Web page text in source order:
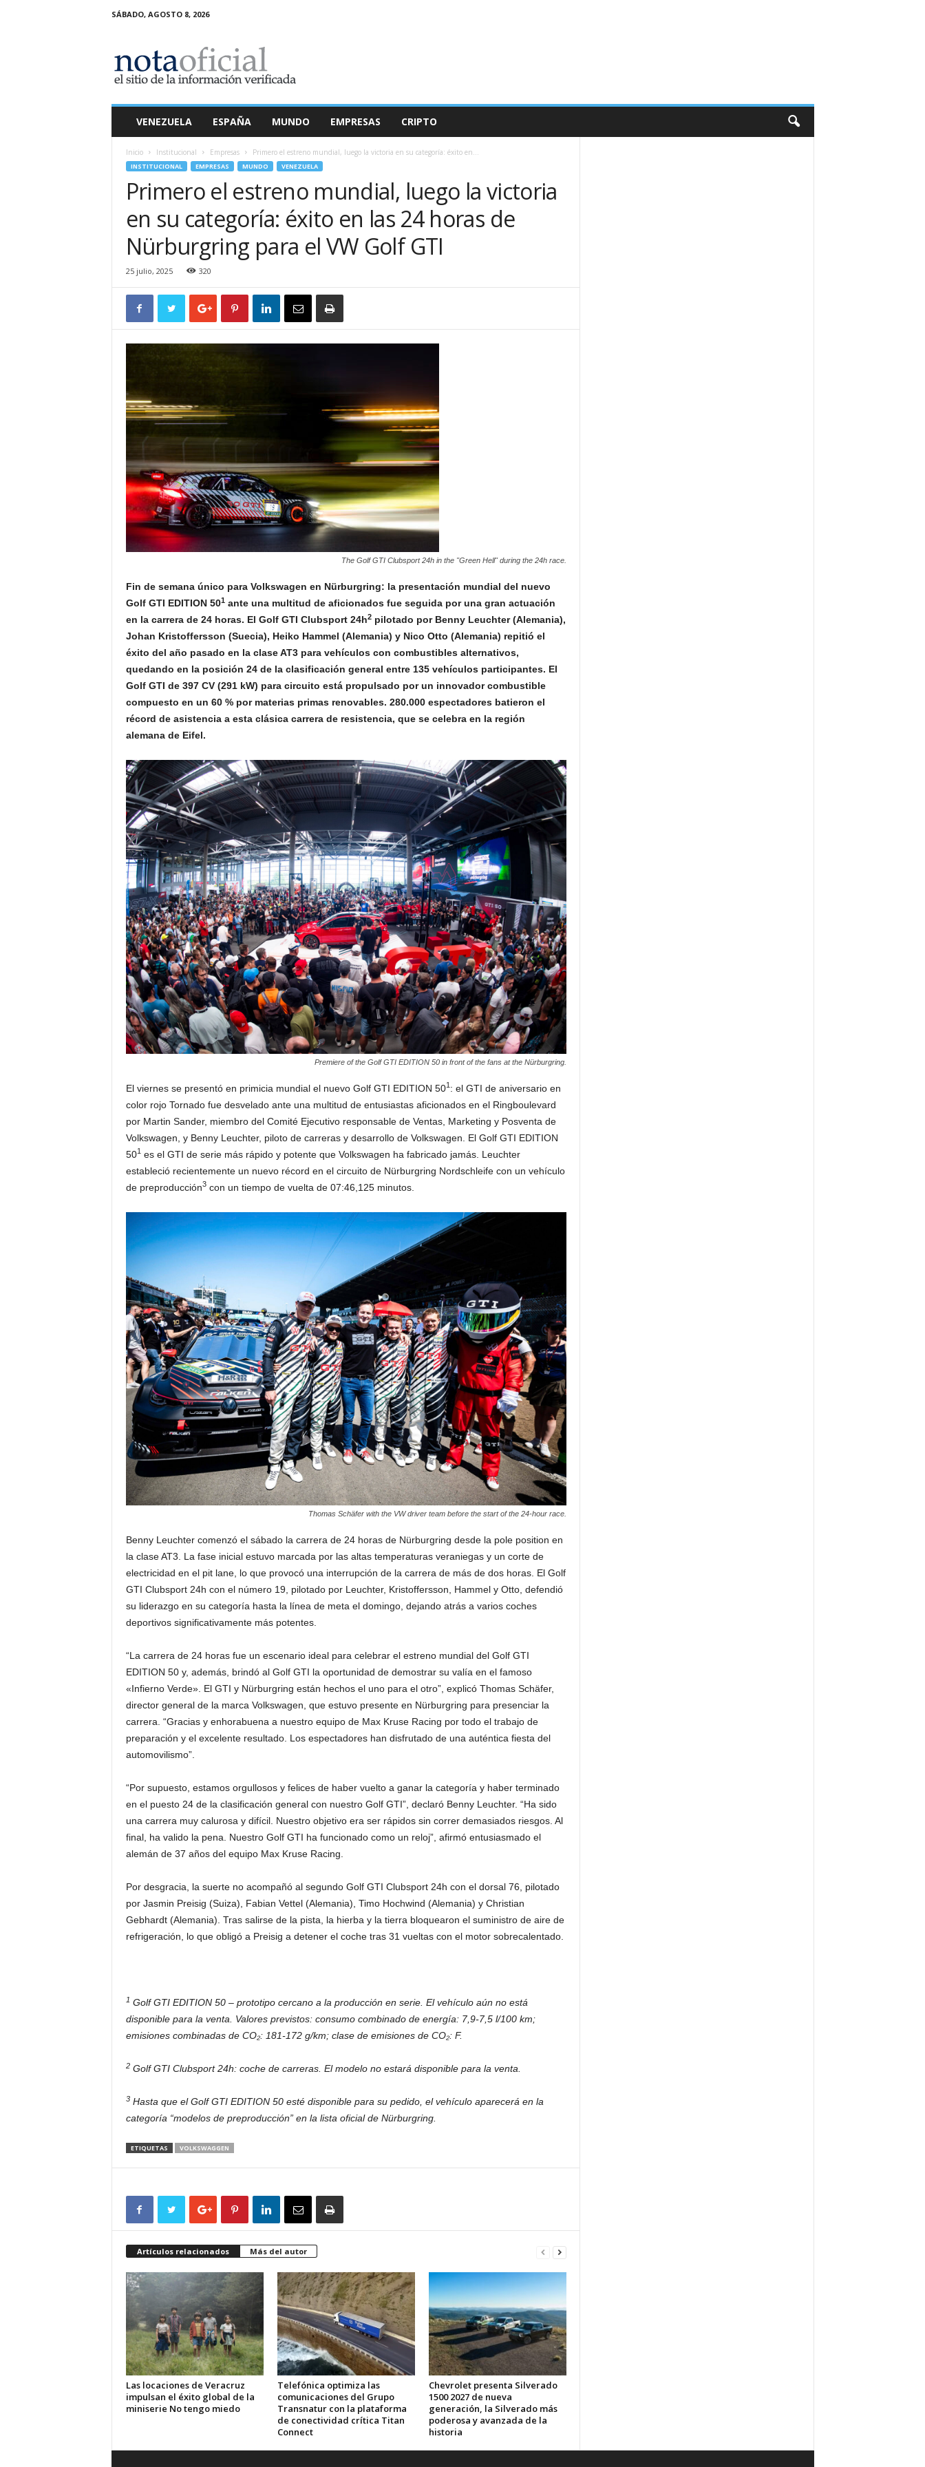
SÁBADO, AGOSTO 8, 2026
a
O
VENEZUELA ESPAÑA MUNDO EMPRESAS CRIPTO
Inicio Institucional Empresas Primero el estreno mundial, luego la victoria en su categoría: éxito en...
INSTITUCIONAL EMPRESAS MUNDO VENEZUELA
Primero el estreno mundial, luego la victoria
en su categoría: éxito en las 24 horas de
Nürburgring para el VW Golf GTI
25 julio, 2025 320
The Golf GTI Clubsport 24h in the "Green Hell" during the 24h race.
Fin de semana único para Volkswagen en Nürburgring: la presentación mundial del nuevo
Golf GTI EDITION 501ante una multitud de aficionados fue seguida por una gran actuación
en la carrera de 24 horas. El Golf GTI Clubsport 24h2pilotado por Benny Leuchter (Alemania),
Johan Kristoffersson (Suecia), Heiko Hammel (Alemania) y Nico Otto (Alemania) repitió el
éxito del año pasado en la clase AT3 para vehículos con combustibles alternativos,
quedando en la posición 24 de la clasificación general entre 135 vehículos participantes. El
Golf GTI de 397 CV (291 kW) para circuito está propulsado por un innovador combustible
compuesto en un 60 % por materias primas renovables. 280.000 espectadores batieron el
récord de asistencia a esta clásica carrera de resistencia, que se celebra en la región
alemana de Eifel.
Premiere of the Golf GTI EDITION 50 in front of the fans at the Nürburgring.
El viernes se presentó en primicia mundial el nuevo Golf GTI EDITION 501: el GTI de aniversario en
color rojo Tornado fue desvelado ante una multitud de entusiastas aficionados en el Ringboulevard
por Martin Sander, miembro del Comité Ejecutivo responsable de Ventas, Marketing y Posventa de
Volkswagen, y Benny Leuchter, piloto de carreras y desarrollo de Volkswagen. El Golf GTI EDITION
501es el GTI de serie más rápido y potente que Volkswagen ha fabricado jamás. Leuchter
estableció recientemente un nuevo récord en el circuito de Nürburgring Nordschleife con un vehículo
de preproducción3con un tiempo de vuelta de 07:46,125 minutos.
Thomas Schäfer with the VW driver team before the start of the 24-hour race.
Benny Leuchter comenzó el sábado la carrera de 24 horas de Nürburgring desde la pole position en
la clase AT3. La fase inicial estuvo marcada por las altas temperaturas veraniegas y un corte de
electricidad en el pit lane, lo que provocó una interrupción de la carrera de más de dos horas. El Golf
GTI Clubsport 24h con el número 19, pilotado por Leuchter, Kristoffersson, Hammel y Otto, defendió
su liderazgo en su categoría hasta la línea de meta el domingo, dejando atrás a varios coches
deportivos significativamente más potentes.
“La carrera de 24 horas fue un escenario ideal para celebrar el estreno mundial del Golf GTI
EDITION 50 y, además, brindó al Golf GTI la oportunidad de demostrar su valía en el famoso
«Infierno Verde». El GTI y Nürburgring están hechos el uno para el otro”, explicó Thomas Schäfer,
director general de la marca Volkswagen, que estuvo presente en Nürburgring para presenciar la
carrera. “Gracias y enhorabuena a nuestro equipo de Max Kruse Racing por todo el trabajo de
preparación y el excelente resultado. Los espectadores han disfrutado de una auténtica fiesta del
automovilismo”.
“Por supuesto, estamos orgullosos y felices de haber vuelto a ganar la categoría y haber terminado
en el puesto 24 de la clasificación general con nuestro Golf GTI”, declaró Benny Leuchter. “Ha sido
una carrera muy calurosa y difícil. Nuestro objetivo era ser rápidos sin correr demasiados riesgos. Al
final, ha valido la pena. Nuestro Golf GTI ha funcionado como un reloj”, afirmó entusiasmado el
alemán de 37 años del equipo Max Kruse Racing.
Por desgracia, la suerte no acompañó al segundo Golf GTI Clubsport 24h con el dorsal 76, pilotado
por Jasmin Preisig (Suiza), Fabian Vettel (Alemania), Timo Hochwind (Alemania) y Christian
Gebhardt (Alemania). Tras salirse de la pista, la hierba y la tierra bloquearon el suministro de aire de
refrigeración, lo que obligó a Preisig a detener el coche tras 31 vueltas con el motor sobrecalentado.
1 Golf GTI EDITION 50 – prototipo cercano a la producción en serie. El vehículo aún no está
disponible para la venta. Valores previstos: consumo combinado de energía: 7,9-7,5 l/100 km;
emisiones combinadas de CO₂: 181-172 g/km; clase de emisiones de CO₂: F.
2Golf GTI Clubsport 24h: coche de carreras. El modelo no estará disponible para la venta.
3Hasta que el Golf GTI EDITION 50 esté disponible para su pedido, el vehículo aparecerá en la
categoría “modelos de preproducción” en la lista oficial de Nürburgring.
ETIQUETAS VOLKSWAGGEN
Artículos relacionados Más del autor
Las locaciones de Veracruz
impulsan el éxito global de la
miniserie No tengo miedo
Telefónica optimiza las
comunicaciones del Grupo
Transnatur con la plataforma
de conectividad crítica Titan
Connect
Chevrolet presenta Silverado
1500 2027 de nueva
generación, la Silverado más
poderosa y avanzada de la
historia